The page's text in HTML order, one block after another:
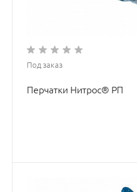
Под заказ
Перчатки Нитрос® РП